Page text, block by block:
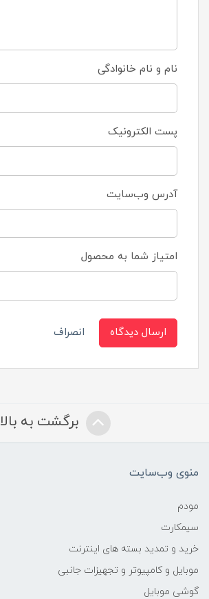
نام و نام خانوادگی
پست الکترونیک
آدرس وب‌سایت
امتیاز شما به محصول
ارسال دیدگاه انصراف
برگشت به بالا
منوی وب‌سایت
مودم
سیمکارت
خرید و تمدید بسته های اینترنت
موبایل و کامپیوتر و تجهیزات جانبی
گوشی موبایل